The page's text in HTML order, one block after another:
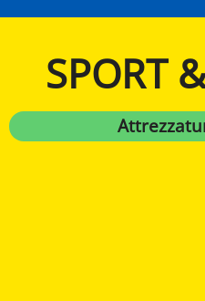
SPORT